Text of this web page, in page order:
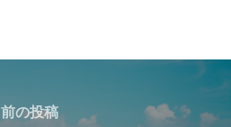
前
前の投稿